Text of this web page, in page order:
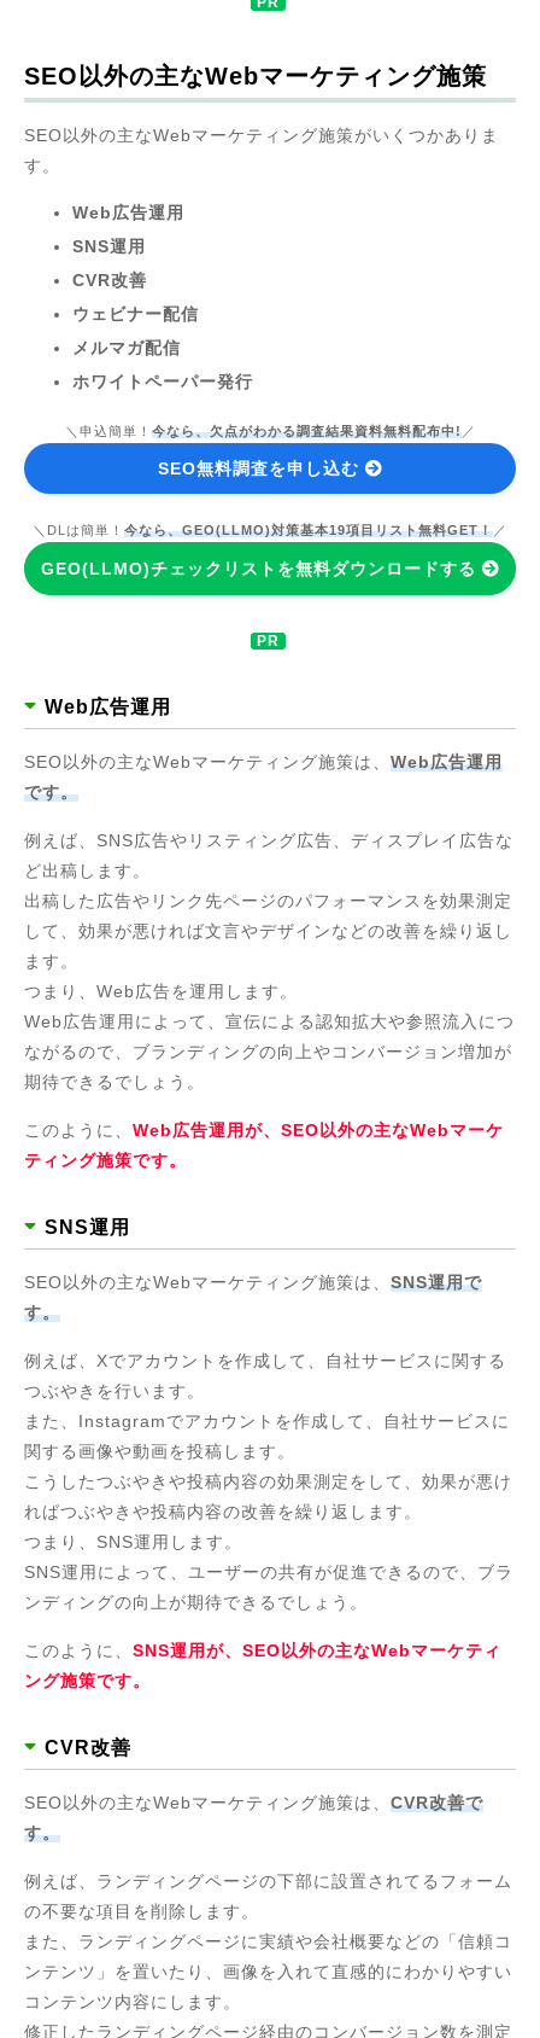
SEO以外の主なWebマーケティング施策
SEO以外の主なWebマーケティング施策がいくつかありま
す。
Web広告運用
SNS運用
CVR改善
ウェビナー配信
メルマガ配信
ホワイトペーパー発行
＼申込簡単！ 今なら、欠点がわかる調査結果資料無料配布中!／
SEO無料調査を申し込む
＼DLは簡単！ 今なら、GEO(LLMO)対策基本19項目リスト無料GET！ ／
GEO(LLMO)チェックリストを無料ダウンロードする
Web広告運用
SEO以外の主なWebマーケティング施策は、 Web広告運用
です。
例えば、SNS広告やリスティング広告、ディスプレイ広告な
ど出稿します。
出稿した広告やリンク先ページのパフォーマンスを効果測定
して、効果が悪ければ文言やデザインなどの改善を繰り返し
ます。
つまり、Web広告を運用します。
Web広告運用によって、宣伝による認知拡大や参照流入につ
ながるので、ブランディングの向上やコンバージョン増加が
期待できるでしょう。
このように、 Web広告運用が、SEO以外の主なWebマーケ
ティング施策です。
SNS運用
SEO以外の主なWebマーケティング施策は、 SNS運用で
す。
例えば、Xでアカウントを作成して、自社サービスに関する
つぶやきを行います。
また、Instagramでアカウントを作成して、自社サービスに
関する画像や動画を投稿します。
こうしたつぶやきや投稿内容の効果測定をして、効果が悪け
ればつぶやきや投稿内容の改善を繰り返します。
つまり、SNS運用します。
SNS運用によって、ユーザーの共有が促進できるので、ブラ
ンディングの向上が期待できるでしょう。
このように、 SNS運用が、SEO以外の主なWebマーケティ
ング施策です。
CVR改善
SEO以外の主なWebマーケティング施策は、 CVR改善で
す。
例えば、ランディングページの下部に設置されてるフォーム
の不要な項目を削除します。
また、ランディングページに実績や会社概要などの「信頼コ
ンテンツ」を置いたり、画像を入れて直感的にわかりやすい
コンテンツ内容にします。
修正したランディングページ経由のコンバージョン数を測定